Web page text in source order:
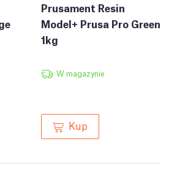
Prusament Resin
Model+ Prusa Pro Green
1kg
W magazynie
Kup